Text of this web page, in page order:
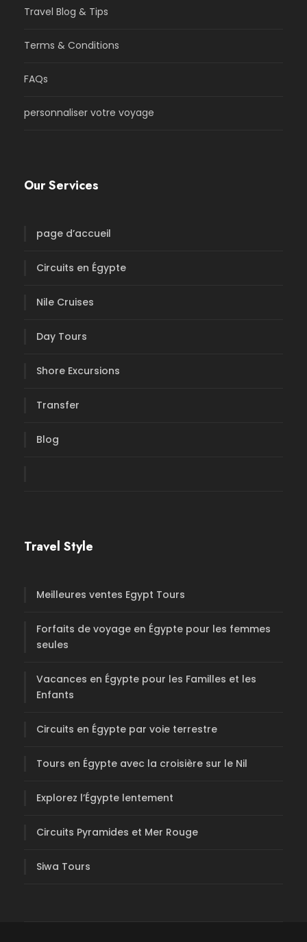
Travel Blog & Tips
Terms & Conditions
FAQs
personnaliser votre voyage
Our Services
page d’accueil
Circuits en Égypte
Nile Cruises
Day Tours
Shore Excursions
Transfer
Blog
Travel Style
Meilleures ventes Egypt Tours
Forfaits de voyage en Égypte pour les femmes
seules
Vacances en Égypte pour les Familles et les
Enfants
Circuits en Égypte par voie terrestre
Tours en Égypte avec la croisière sur le Nil
Explorez l’Égypte lentement
Circuits Pyramides et Mer Rouge
Siwa Tours